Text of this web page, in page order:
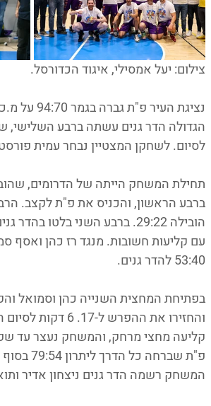
צילום: יעל אמסילי, איגוד הכדורסל.
נציגת
לסיום. לשחקן המצטיין נבחר עמית פורסט שקלע 38 נק'
ברבע הראשון, והכניס את פ"ת לקצב.
הובילה 29:22. ברבע השני
עם קליעות חשובות. מנגד רז כהן ואסף
53:40 להדר גנים.
בפתיחת המחצית השנייה כהן וסמואל
והחזירו את
קליעה מחצי מרחק, והמשחק נעצר עד
פ"ת
המשחק רשמה הדר גנים ניצחון אדיר ותואר